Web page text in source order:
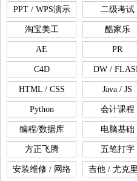
PPT / WPS演示 二级考试
淘宝美工 酷家乐
AE PR
C4D DW /
HTML / CSS Java / JS
Python 会计课程
编程/数据库 电脑基础
方正飞腾 五笔打字
安装维修 / 网络 吉他 / 尤克